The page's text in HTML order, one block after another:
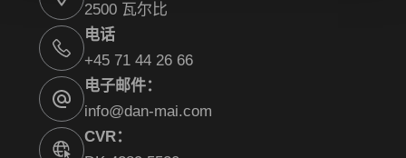
2500 瓦尔比
电话
+45 71 44 26 66
电子邮件：
info@dan-mai.com
CVR：